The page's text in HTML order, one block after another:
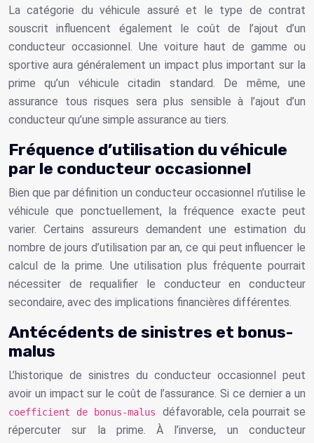
La catégorie du véhicule assuré et le type de contrat
souscrit influencent également le coût de l’ajout d’un
conducteur occasionnel. Une voiture haut de gamme ou
sportive aura généralement un impact plus important sur la
prime qu’un véhicule citadin standard. De même, une
assurance tous risques sera plus sensible à l’ajout d’un
conducteur qu’une simple assurance au tiers.
Fréquence d’utilisation du véhicule
par le conducteur occasionnel
Bien que par définition un conducteur occasionnel n’utilise le
véhicule que ponctuellement, la fréquence exacte peut
varier. Certains assureurs demandent une estimation du
nombre de jours d’utilisation par an, ce qui peut influencer le
calcul de la prime. Une utilisation plus fréquente pourrait
nécessiter de requalifier le conducteur en conducteur
secondaire, avec des implications financières différentes.
Antécédents de sinistres et bonus-
malus
L’historique de sinistres du conducteur occasionnel peut
avoir un impact sur le coût de l’assurance. Si ce dernier a un
coefficient de bonus-malus défavorable, cela pourrait se
répercuter sur la prime. À l’inverse, un conducteur